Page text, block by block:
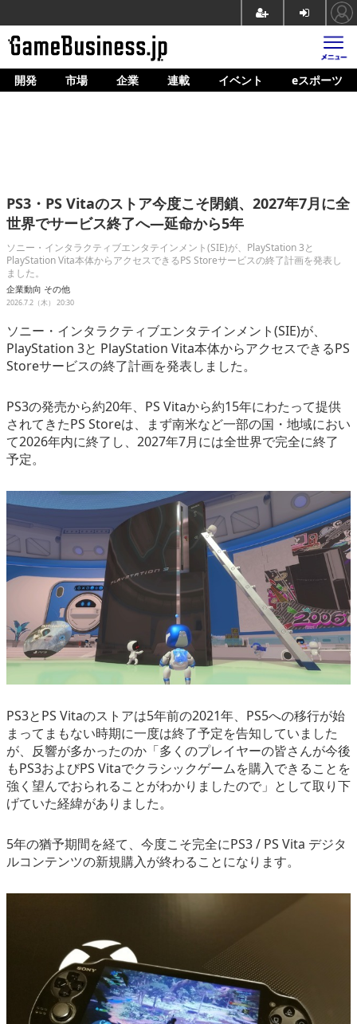
ホーム
企業動向
人材育成
産業政策
連載
イベント/セミナー
eスポーツ
開発 市場 企業 連載 イベント eスポーツ
PS3・PS Vitaのストア今度こそ閉鎖、2027年7月に全
世界でサービス終了へ―延命から5年
ソニー・インタラクティブエンタテインメント(SIE)が、PlayStation 3と
PlayStation Vita本体からアクセスできるPS Storeサービスの終了計画を発表し
ました。
企業動向 その他
2026.7.2（木） 20:30
ソニー・インタラクティブエンタテインメント(SIE)が、
PlayStation 3と PlayStation Vita本体からアクセスできるPS
Storeサービスの終了計画を発表しました。
PS3の発売から約20年、PS Vitaから約15年にわたって提供
されてきたPS Storeは、まず南米など一部の国・地域におい
て2026年内に終了し、2027年7月には全世界で完全に終了
予定。
PS3とPS Vitaのストアは5年前の2021年、PS5への移行が始
まってまもない時期に一度は終了予定を告知していました
が、反響が多かったのか「多くのプレイヤーの皆さんが今後
もPS3およびPS Vitaでクラシックゲームを購入できることを
強く望んでおられることがわかりましたので」として取り下
げていた経緯がありました。
5年の猶予期間を経て、今度こそ完全にPS3 / PS Vita デジタ
ルコンテンツの新規購入が終わることになります。